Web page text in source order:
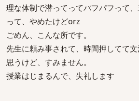
理な体制で潜ってってパフパフって
って、やめたけどorz
ごめん、こんな所です。
先生に頼み事されて、時間押してて
思うけど、すみません。
授業はじまるんで、失礼します